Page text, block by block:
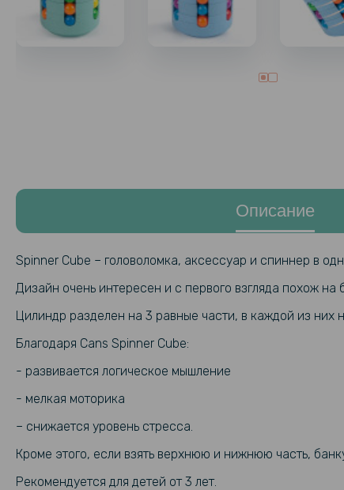
Описание
Spinner Cube – головоломка, аксессуар и спиннер в
Дизайн очень интересен и с первого взгляда похож
Цилиндр разделен на 3 равные части, в каждой из них
Благодаря Cans Spinner Cube:
- развивается логическое мышление
- мелкая моторика
– снижается уровень стресса.
Кроме этого, если взять верхнюю и нижнюю часть,
Рекомендуется для детей от 3 лет.